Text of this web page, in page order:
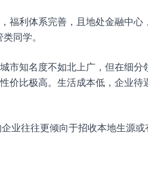
福利体系完善，且地处金融中心
同学。
市知名度不如北上广，但在细分
价比极高。生活成本低，企业待
业往往更倾向于招收本地生源或